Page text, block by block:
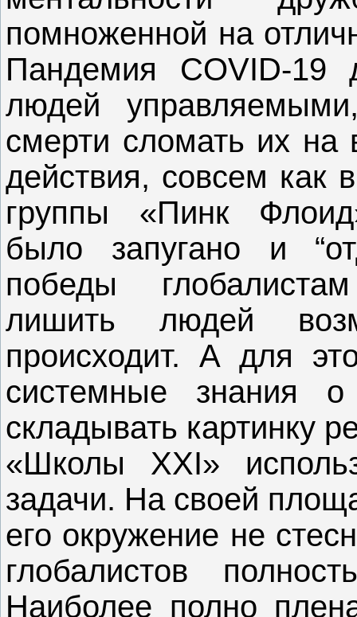
помноженной на
Пандемия COVID-19
людей
смерти сломать их на
действия, совсем как
группы «Пинк
было запугано и
победы
лишить людей
происходит. А для
системные знания
складывать картинку
«Школы XXI»
задачи. На своей
его окружение не
глобалистов
Наиболее полно